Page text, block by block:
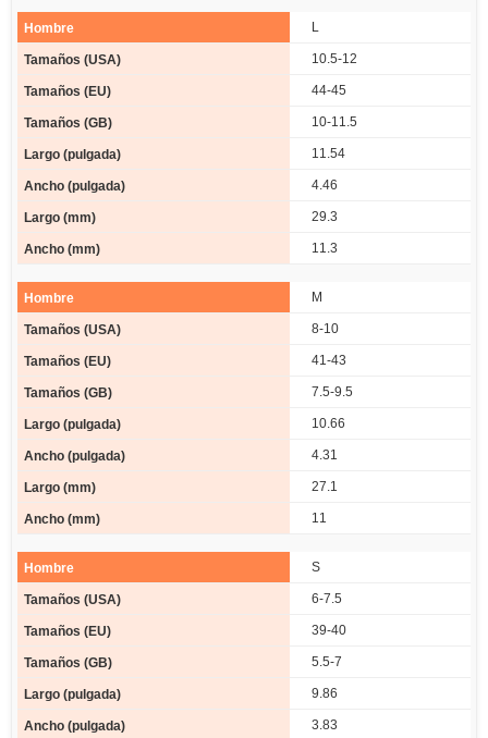
L
10.5-12
44-45
10-11.5
11.54
4.46
29.3
11.3
M
8-10
41-43
7.5-9.5
10.66
4.31
27.1
11
S
6-7.5
39-40
5.5-7
9.86
3.83